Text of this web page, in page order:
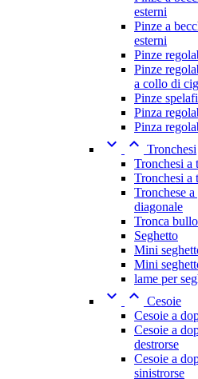
esterni
Pinze a
esterni
Pinze
Pinze
a collo di
Pinze
Pinza
Pinza
  Tronchesi
Tronchesi a
Tronchesi a
Tronchese
diagonale
Tronca
Seghetto
Mini
Mini
lame per
  Cesoie
Cesoie a
Cesoie a
destrorse
Cesoie a
sinistrorse